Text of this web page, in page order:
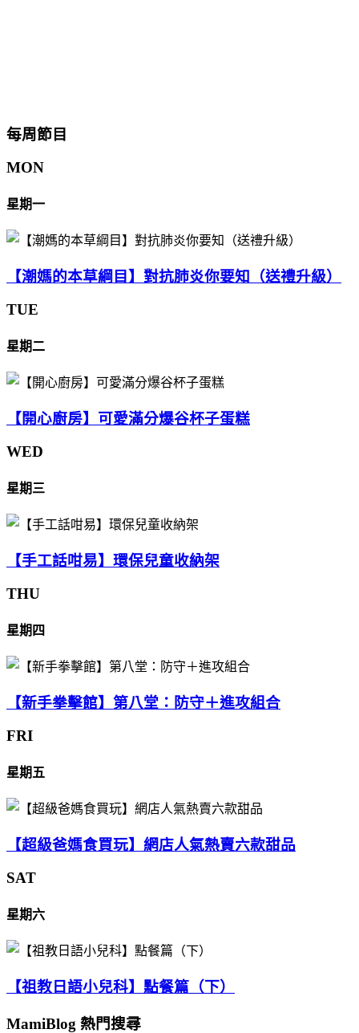
每周節目
MON
星期一
【潮媽的本草綱目】對抗肺炎你要知（送禮升級）
TUE
星期二
【開心廚房】可愛滿分爆谷杯子蛋糕
WED
星期三
【手工話咁易】環保兒童收納架
THU
星期四
【新手拳擊館】第八堂：防守＋進攻組合
FRI
星期五
【超級爸媽食買玩】網店人氣熱賣六款甜品
SAT
星期六
【祖教日語小兒科】點餐篇（下）
MamiBlog 熱門搜尋